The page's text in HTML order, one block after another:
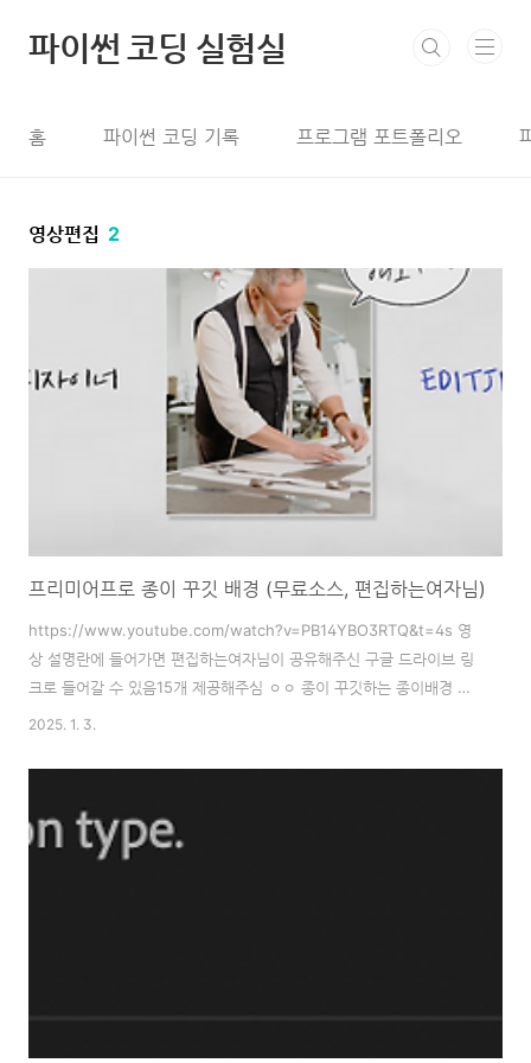
파이썬 코딩 실험실
홈 파이썬 코딩 기록 프로그램 포트폴리오
영상편집 2
프리미어프로 종이 꾸깃 배경 (무료소스, 편집하는여자님)
https://www.youtube.com/watch?v=PB14YBO3RTQ&t=4s 영
상 설명란에 들어가면 편집하는여자님이 공유해주신 구글 드라이브 링
크로 들어갈 수 있음15개 제공해주심 ㅇㅇ 종이 꾸깃하는 종이배경 소
스 어떻게 만드는지 궁금했는데무료로 배포해주시네.. 그녀는 신이
많이받음 개발 강의 편집 삼매경인 요즘..개발 강의 퀄리티를 높이려
Multiply 해봄 (재밌네 뿌듯) * 영상에 효과음이나 배경음이 안 들어가
는데, 어떤식으로 넣어야할지 잘 모르겠어서 그냥 고민만 하고 있음 단
2025. 1. 3.